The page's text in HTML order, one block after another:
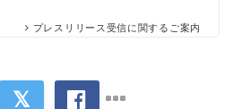
プレスリリース受信に関するご案内